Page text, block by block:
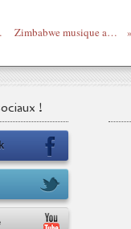
vos humoristes préférés... Zimbabwe musique avec Stunner feat Shastro : Mudhara Banda
!